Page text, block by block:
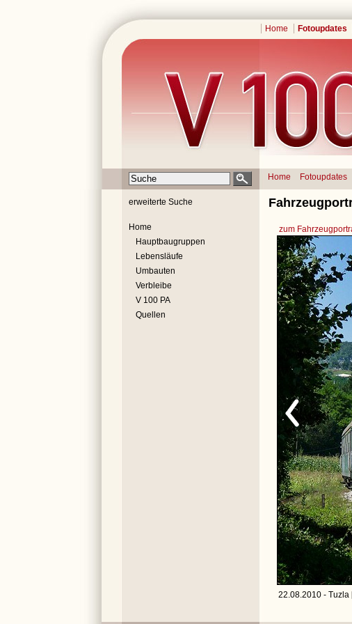
Home Fotoupdates
Home Fotoupdates
erweiterte Suche
Home
Hauptbaugruppen
Lebensläufe
Umbauten
Verbleibe
V 100 PA
Quellen
zum
22.08.2010 - Tuzla